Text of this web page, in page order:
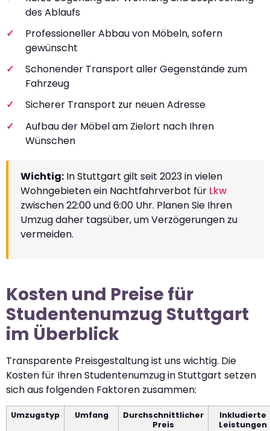
des Ablaufs
Professioneller Abbau von Möbeln, sofern
gewünscht
Schonender Transport aller Gegenstände zum
Fahrzeug
Sicherer Transport zur neuen Adresse
Aufbau der Möbel am Zielort nach Ihren
Wünschen
Wichtig: In Stuttgart gilt seit 2023 in vielen
Wohngebieten ein Nachtfahrverbot für Lkw
zwischen 22:00 und 6:00 Uhr. Planen Sie Ihren
Umzug daher tagsüber, um Verzögerungen zu
vermeiden.
Kosten und Preise für
Studentenumzug Stuttgart
im Überblick
Transparente Preisgestaltung ist uns wichtig. Die
Kosten für Ihren Studentenumzug in Stuttgart setzen
sich aus folgenden Faktoren zusammen:
Umzugstyp Umfang
Durchschnittlicher
Preis
Inkludierte
Leistungen